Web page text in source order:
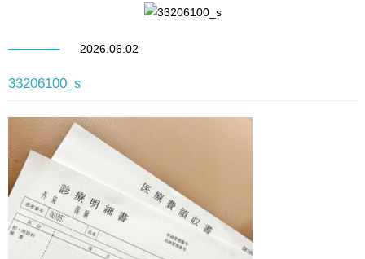
2026.06.02
33206100_s